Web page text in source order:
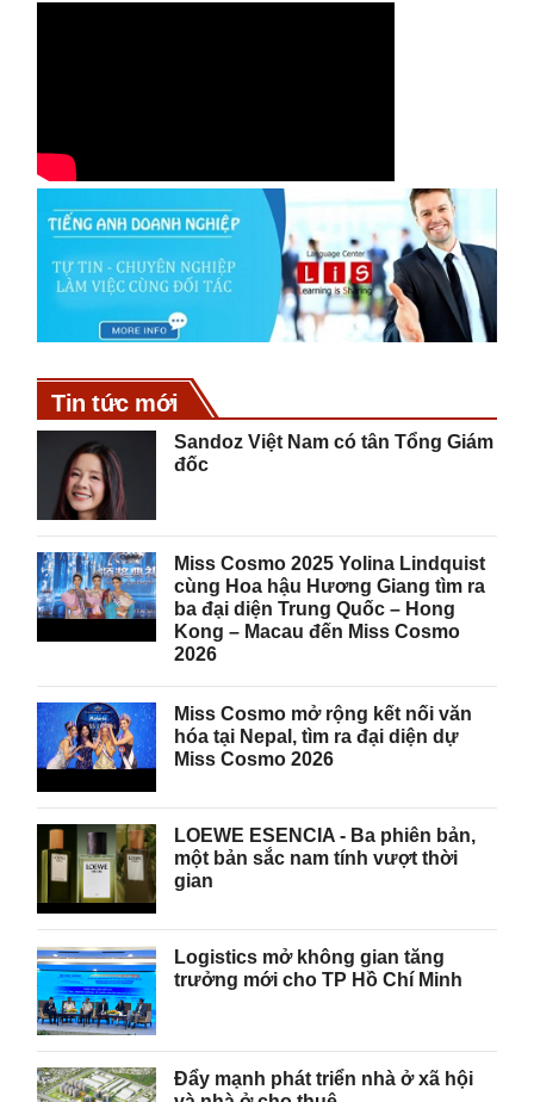
Tin tức mới
Sandoz Việt Nam có tân Tổng Giám
đốc
Miss Cosmo 2025 Yolina Lindquist
cùng Hoa hậu Hương Giang tìm ra
ba đại diện Trung Quốc – Hong
Kong – Macau đến Miss Cosmo
2026
Miss Cosmo mở rộng kết nối văn
hóa tại Nepal, tìm ra đại diện dự
Miss Cosmo 2026
LOEWE ESENCIA - Ba phiên bản,
một bản sắc nam tính vượt thời
gian
Logistics mở không gian tăng
trưởng mới cho TP Hồ Chí Minh
Đẩy mạnh phát triển nhà ở xã hội